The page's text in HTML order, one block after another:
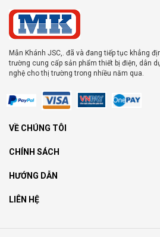
Mẫn Khánh JSC,. đã và đang tiếp tục khẳng
trường cung cấp sản phẩm thiết bị điện, dân
nghệ cho thị trường trong nhiều năm qua.
VỀ CHÚNG TÔI
CHÍNH SÁCH
HƯỚNG DẪN
LIÊN HỆ